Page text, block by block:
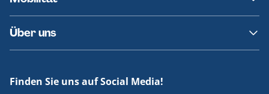
Fundsachen
Häufige Fragen
Barrierefreies Reisen
Erklärung Barrierefreiheit
Über uns
Offenlegungen
Finden Sie uns auf Social Media!